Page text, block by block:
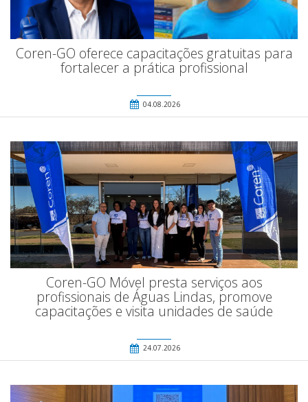
Coren-GO oferece capacitações gratuitas para
fortalecer a prática profissional
04.08.2026
Coren-GO Móvel presta serviços aos
profissionais de Águas Lindas, promove
capacitações e visita unidades de saúde
24.07.2026